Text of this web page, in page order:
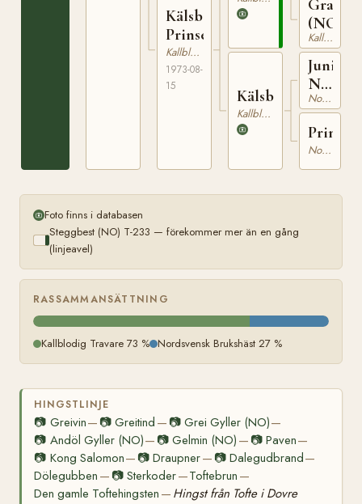
Kälsbergs
Prinsess
Kallblodig Travare
1973-08-
15
Kälsbergsflickan
Kallblodig Travare
Grasiös
(NO)
Kallblodig Travare
Junius
NT
24Nordsvensk Brukshäst
Nordsvensk Brukshäst
Foto finns i databasen
Steggbest (NO) T-233 — förekommer mer än en gång
(linjeavel)
RASSAMMANSÄTTNING
Kallblodig Travare 73 % Nordsvensk Brukshäst 27 %
HINGSTLINJE
📷 Greivin— 📷Greitind — 📷 Grei Gyller (NO)—
📷 Andöl Gyller (NO)— 📷Gelmin (NO) — 📷 Paven—
📷 Kong Salomon— 📷Draupner— 📷 Dalegudbrand—
Dölegubben — 📷Sterkoder—Toftebrun —
Den gamle Toftehingsten — Hingst från Tofte i Dovre